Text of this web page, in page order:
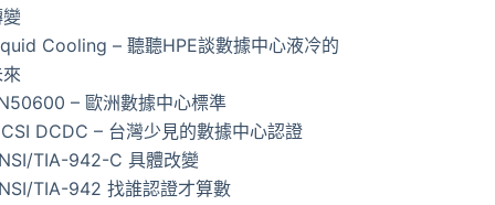
Cooling – 聽聽HPE談數據中心液冷的
– 歐洲數據中心標準
DCDC – 台灣少見的數據中心認證
TIA-942-C 具體改變
TIA-942 找誰認證才算數